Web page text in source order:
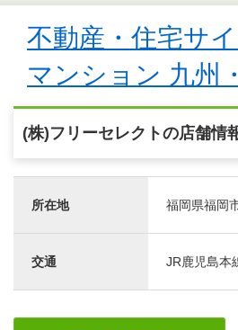
不動産・住宅サ
マンション 九州
(株)フリーセレクトの店舗情
所在地 福岡県福岡
交通 JR鹿児島